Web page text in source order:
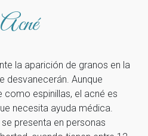
la aparición de granos en la
desvanecerán. Aunque
espinillas, el acné es
necesita ayuda médica.
presenta en personas